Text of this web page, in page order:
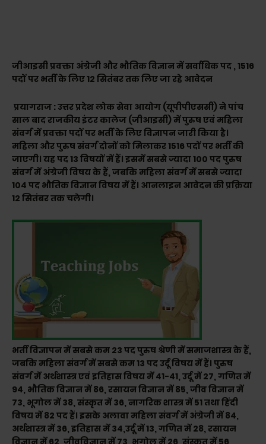
जीआइसी प्रवक्ता अंग्रेजी और भौतिक विज्ञान में सर्वाधिक पद , 1516
पदों पर भर्ती के लिए 12 सितंबर तक लिए जा रहे आवेदन
प्रयागराज : उत्तर प्रदेश लोक सेवा आयोग (यूपीपीएससी) ने पांच
साल बाद राजकीय इंटर कालेज (जीआइसी) में पुरुष एवं महिला
संवर्ग में प्रवक्ता पदों पर भर्ती के लिए विज्ञापन जारी किया है।
महिला और पुरुष संवर्ग दोनों को मिलाकर 1516 पदों पर भर्ती की
जाएगी। यह पद 13 विषयों में हैं। इसमें सबसे ज्यादा 100 पद पुरुष
संवर्ग में अंग्रेजी विषय के हैं, जबकि महिला संवर्ग में सबसे ज्यादा
104 पद भौतिक विज्ञान विषय में हैं। आनलाइन आवेदन की प्रक्रिया
12 सितंबर तक चलेगी।
भर्ती विज्ञापन में सबसे कम 23 पद पुरुष श्रेणी में समाजशास्त्र के हैं,
जबकि महिला संवर्ग में सबसे कम 13 पद उर्दू विषय में हैं। पुरुष
संवर्ग में अर्थशास्त्र एवं इतिहास विषय में 41-41, उर्दू में 27, गणित में
94, भौतिक विज्ञान में 86, रसायन विज्ञान में 85, जीव विज्ञान में
73, भूगोल में 38, संस्कृत में 36, नागरिक शास्त्र में 51 तथा हिंदी
विषय में 82 पद हैं। इसके अलावा महिला संवर्ग में अंग्रेजी में 84,
अर्थशास्त्र में 36, इतिहास में 34,उर्दू में 13, गणित में 28, रसायन
विज्ञान में 62, जीवविज्ञान में 73, भूगोल में 26, संस्कृत में 56,